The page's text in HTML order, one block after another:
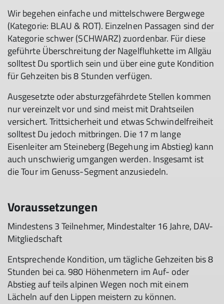
Wir begehen einfache und mittelschwere Bergwege
(Kategorie: BLAU & ROT). Einzelnen Passagen sind der
Kategorie schwer (SCHWARZ) zuordenbar. Für diese
geführte Überschreitung der Nagelfluhkette im Allgäu
solltest Du sportlich sein und über eine gute Kondition
für Gehzeiten bis 8 Stunden verfügen.
Ausgesetzte oder absturzgefährdete Stellen kommen
nur vereinzelt vor und sind meist mit Drahtseilen
versichert. Trittsicherheit und etwas Schwindelfreiheit
solltest Du jedoch mitbringen. Die 17 m lange
Eisenleiter am Steineberg (Begehung im Abstieg) kann
auch unschwierig umgangen werden. Insgesamt ist
die Tour im Genuss-Segment anzusiedeln.
Voraussetzungen
Mindestens 3 Teilnehmer, Mindestalter 16 Jahre, DAV-
Mitgliedschaft
Entsprechende Kondition, um tägliche Gehzeiten bis 8
Stunden bei ca. 980 Höhenmetern im Auf- oder
Abstieg auf teils alpinen Wegen noch mit einem
Lächeln auf den Lippen meistern zu können.